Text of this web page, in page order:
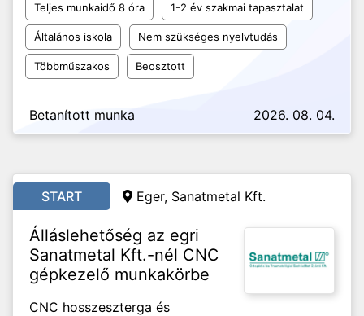
Teljes munkaidő 8 óra 1-2 év szakmai tapasztalat
Általános iskola Nem szükséges nyelvtudás
Többműszakos Beosztott
Betanított munka 2026. 08. 04.
START Eger, Sanatmetal Kft.
Álláslehetőség az egri
Sanatmetal Kft.-nél CNC
gépkezelő munkakörbe
CNC hosszeszterga és